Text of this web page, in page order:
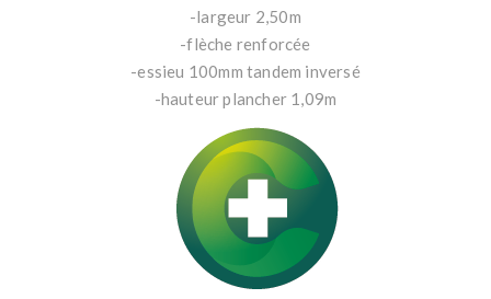
-largeur 2,50m
-flèche renforcée
-essieu 100mm tandem inversé
-hauteur plancher 1,09m